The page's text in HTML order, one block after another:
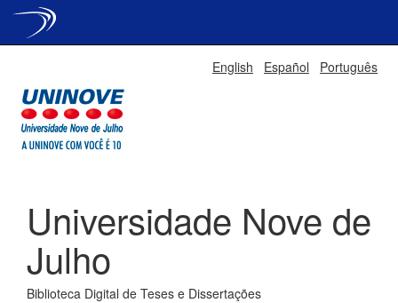
English Español Português
Universidade Nove de
Julho
Biblioteca Digital de Teses e Dissertações